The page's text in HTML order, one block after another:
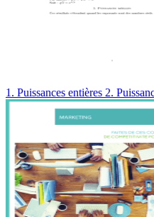
1. Puissances entières 2.